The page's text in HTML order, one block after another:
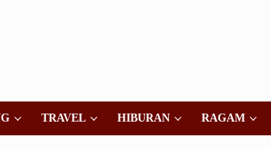
TRAVEL HIBURAN RAGAM